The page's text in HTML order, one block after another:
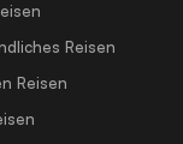
Reisen
Reisen